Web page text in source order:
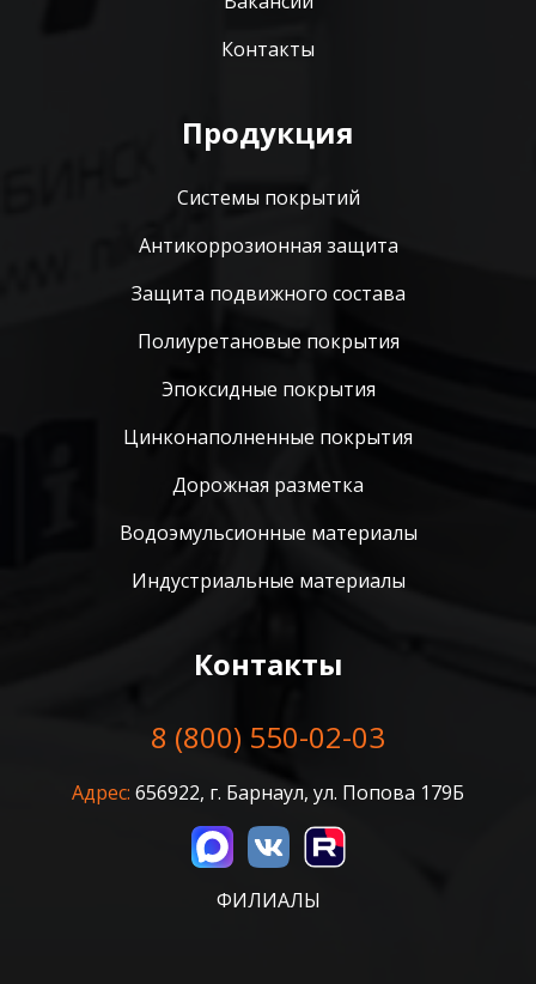
Контакты
Продукция
Системы покрытий
Антикоррозионная защита
Защита подвижного состава
Полиуретановые покрытия
Эпоксидные покрытия
Цинконаполненные покрытия
Дорожная разметка
Водоэмульсионные материалы
Индустриальные материалы
Контакты
8 (800) 550-02-03
Адрес: 656922, г. Барнаул, ул. Попова 179Б
ФИЛИАЛЫ